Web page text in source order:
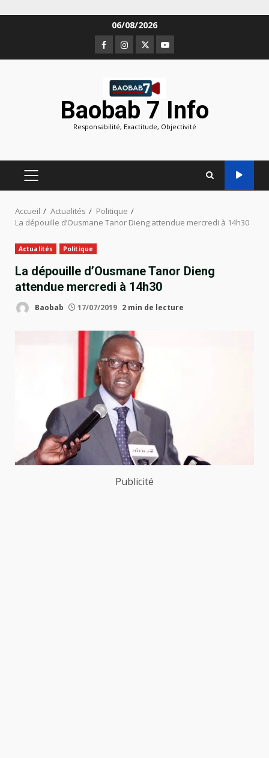
06/08/2026
Facebook
Instagram
TwitterYoutube
Baobab 7 Info
Responsabilité, Exactitude, Objectivité
MENU
PRINCIPAL
Accueil Actualités
Politique
La dépouille d’Ousmane Tanor Dieng attendue mercredi à 14h30
Actualités Politique
La dépouille d’Ousmane Tanor Dieng
attendue mercredi à 14h30
Baobab 17/07/2019 2 min de lecture
Publicité